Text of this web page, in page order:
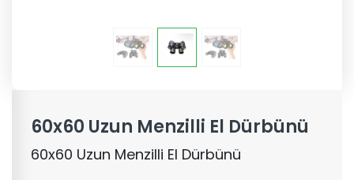
60x60 Uzun Menzilli El Dürbünü
60x60 Uzun Menzilli El Dürbünü